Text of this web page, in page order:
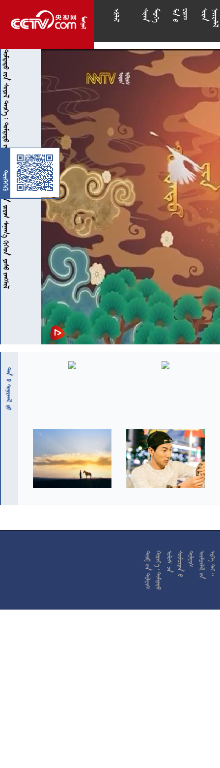
 








    











               
 










































































































